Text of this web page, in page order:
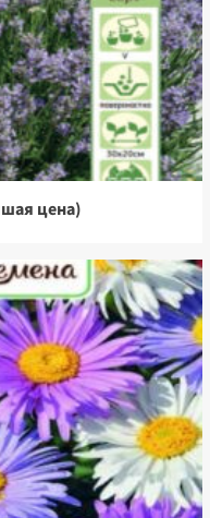
цена)